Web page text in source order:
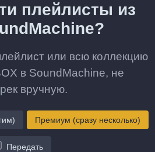
плейлисты из
или всю коллекцию
в SoundMachine, не
вручную.
Премиум (сразу несколько)
Передать